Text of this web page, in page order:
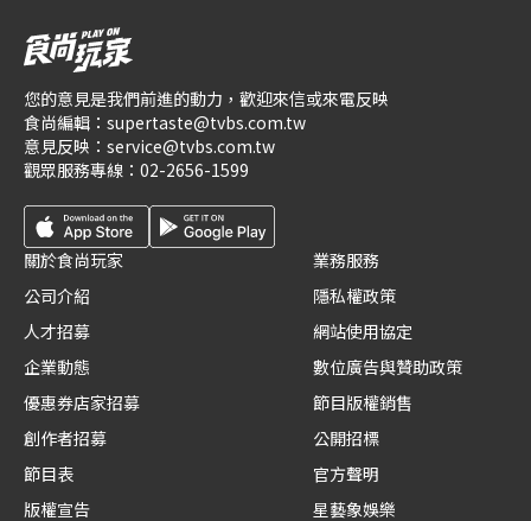
您的意見是我們前進的動力，歡迎來信或來電反映
食尚編輯： supertaste@tvbs.com.tw
意見反映： service@tvbs.com.tw
觀眾服務專線： 02-2656-1599
關於食尚玩家
公司介紹
人才招募
企業動態
優惠券店家招募
創作者招募
節目表
版權宣告
業務服務
隱私權政策
網站使用協定
數位廣告與贊助政策
節目版權銷售
公開招標
官方聲明
星藝象娛樂